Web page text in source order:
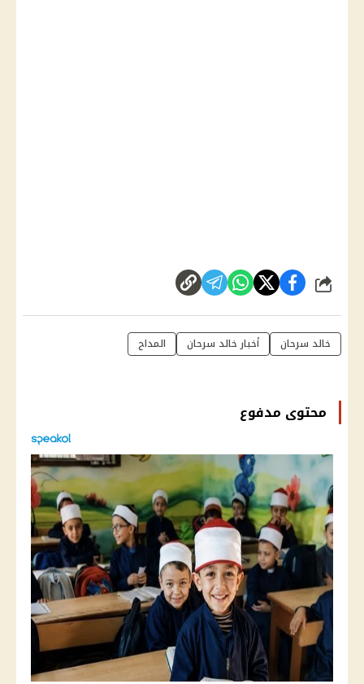
شارك
خالد سرحان أخبار خالد سرحان المداح
محتوى مدفوع